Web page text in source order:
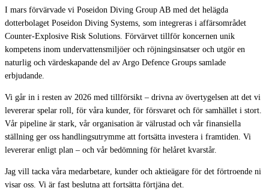
I mars förvärvade vi Poseidon Diving Group AB med det helägda
dotterbolaget Poseidon Diving Systems, som integreras i affärsområdet
Counter-Explosive Risk Solutions. Förvärvet tillför koncernen unik
kompetens inom undervattensmiljöer och röjningsinsatser och utgör en
naturlig och värdeskapande del av Argo Defence Groups samlade
erbjudande.
Vi går in i resten av 2026 med tillförsikt – drivna av övertygelsen att det vi
levererar spelar roll, för våra kunder, för försvaret och för samhället i stort.
Vår pipeline är stark, vår organisation är välrustad och vår finansiella
ställning ger oss handlingsutrymme att fortsätta investera i framtiden. Vi
levererar enligt plan – och vår bedömning för helåret kvarstår.
Jag vill tacka våra medarbetare, kunder och aktieägare för det förtroende ni
visar oss. Vi är fast beslutna att fortsätta förtjäna det.